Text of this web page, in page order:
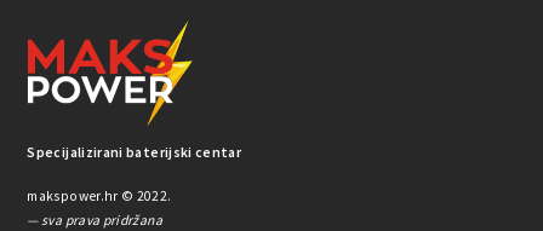
Specijalizirani baterijski centar
makspower.hr © 2022.
— sva prava pridržana